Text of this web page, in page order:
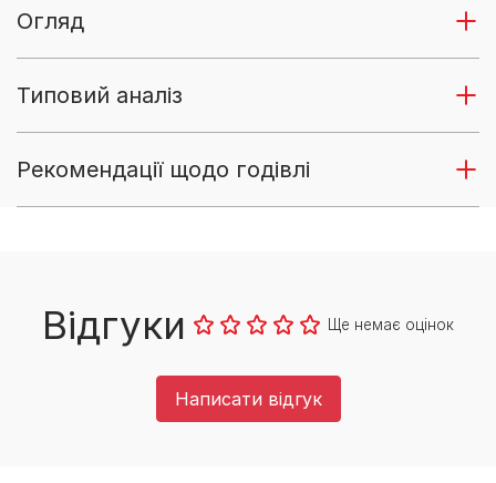
Огляд
Типовий аналіз
Рекомендації щодо годівлі
Відгуки Ще немає оцінок
Написати відгук